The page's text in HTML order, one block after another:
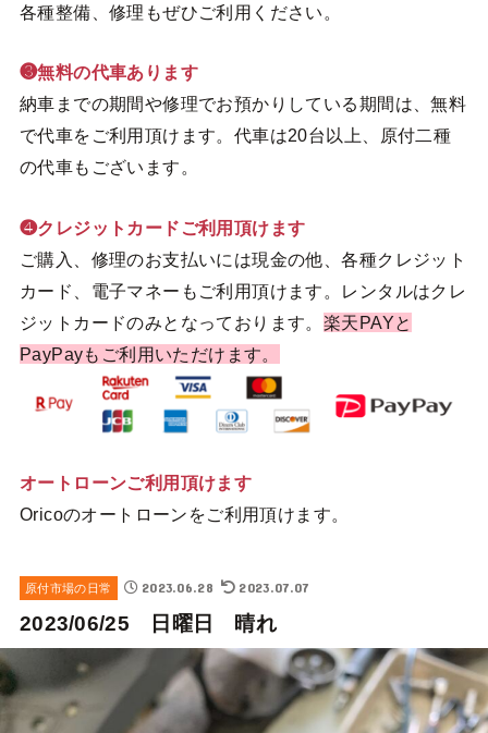
各種整備、修理もぜひご利用ください。
❸無料の代車あります
納車までの期間や修理でお預かりしている期間は、無料
で代車をご利用頂けます。代車は20台以上、原付二種
の代車もございます。
❹クレジットカードご利用頂けます
ご購入、修理のお支払いには現金の他、各種クレジット
カード、電子マネーもご利用頂けます。レンタルはクレ
ジットカードのみとなっております。 楽天PAYと
PayPayもご利用いただけます。
オートローンご利用頂けます
Oricoのオートローンをご利用頂けます。
原付市場の日常 2023.06.28 2023.07.07
2023/06/25 日曜日 晴れ